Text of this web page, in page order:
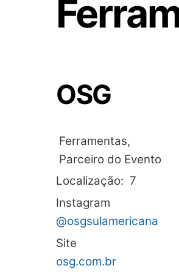
OSG
Ferramentas,
Parceiro do Evento
Localização: 7
Instagram
@osgsulamericana
Site
osg.com.br